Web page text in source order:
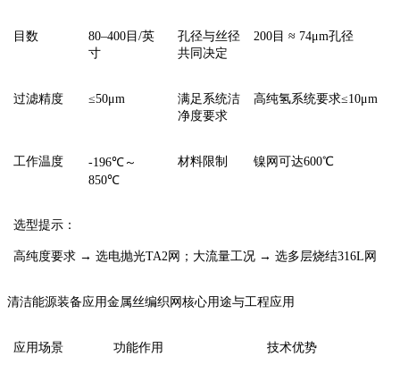
‌目数‌
80–400目/英
寸
孔径与丝径
共同决定
200目 ≈ ‌74μm‌孔径
‌过滤精度‌ ≤50μm
满足系统洁
净度要求
高纯氢系统要求‌≤10μm
‌工作温度‌
-196℃～
850℃
材料限制 镍网可达‌600℃
‌选型提示‌：
‌高纯度要求 → 选电抛光TA2网；大流量工况 → 选多层烧结316L网
清洁能源装备应用金属丝编织网核心用途与工程应用
应用场景 功能作用 技术优势